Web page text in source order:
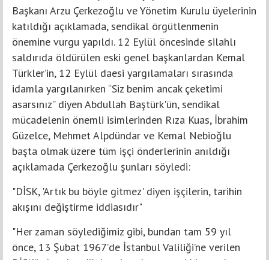
Başkanı Arzu Çerkezoğlu ve Yönetim Kurulu üyelerinin
katıldığı açıklamada, sendikal örgütlenmenin
önemine vurgu yapıldı. 12 Eylül öncesinde silahlı
saldırıda öldürülen eski genel başkanlardan Kemal
Türkler’in, 12 Eylül daesi yargılamaları sırasında
idamla yargılanırken “Siz benim ancak çeketimi
asarsınız” diyen Abdullah Baştürk'ün, sendikal
mücadelenin önemli isimlerinden Rıza Kuas, İbrahim
Güzelce, Mehmet Alpdündar ve Kemal Nebioğlu
başta olmak üzere tüm işçi önderlerinin anıldığı
açıklamada Çerkezoğlu şunları söyledi:
"DİSK, 'Artık bu böyle gitmez' diyen işçilerin, tarihin
akışını değiştirme iddiasıdır"
"Her zaman söylediğimiz gibi, bundan tam 59 yıl
önce, 13 Şubat 1967’de İstanbul Valiliği’ne verilen